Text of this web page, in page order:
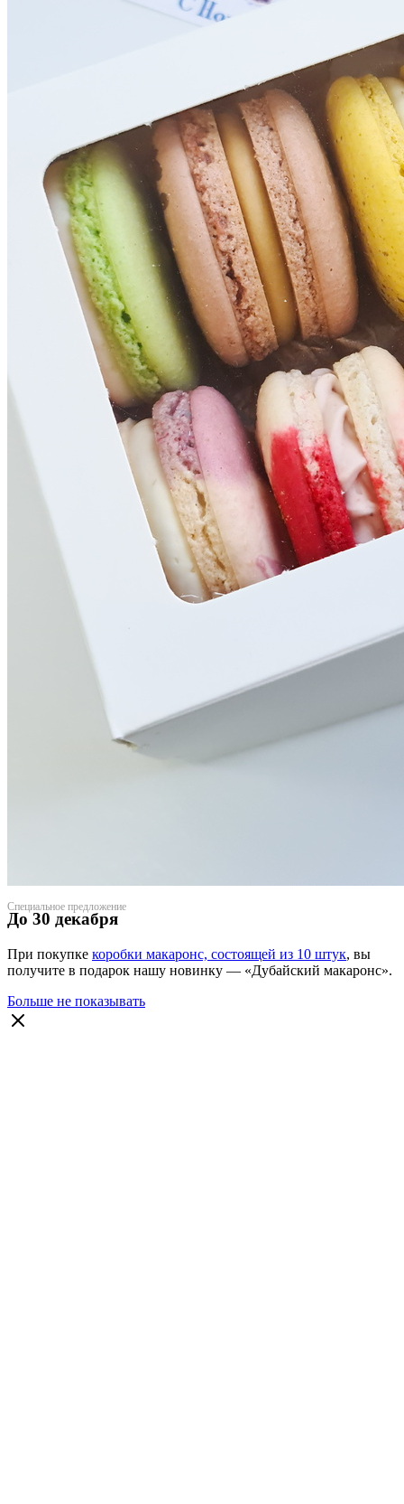
Специальное предложение
До 30 декабря
При покупке коробки макаронс, состоящей из 10 штук, вы
получите в подарок нашу новинку — «Дубайский макаронс».
Больше не показывать